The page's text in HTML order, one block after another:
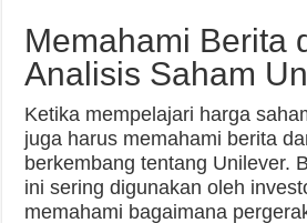
Memahami Berita
Analisis Saham
Ketika mempelajari harga
juga harus memahami berita
berkembang tentang Unilever.
ini sering digunakan oleh
memahami bagaimana